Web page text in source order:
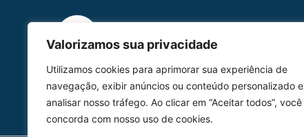
Valorizamos sua privacidade
Utilizamos cookies para aprimorar sua experiência de
navegação, exibir anúncios ou conteúdo personalizado e
analisar nosso tráfego. Ao clicar em “Aceitar todos”, você
concorda com nosso uso de cookies.
HOMOLGAÇÃO
COM 2109-02/ANAC